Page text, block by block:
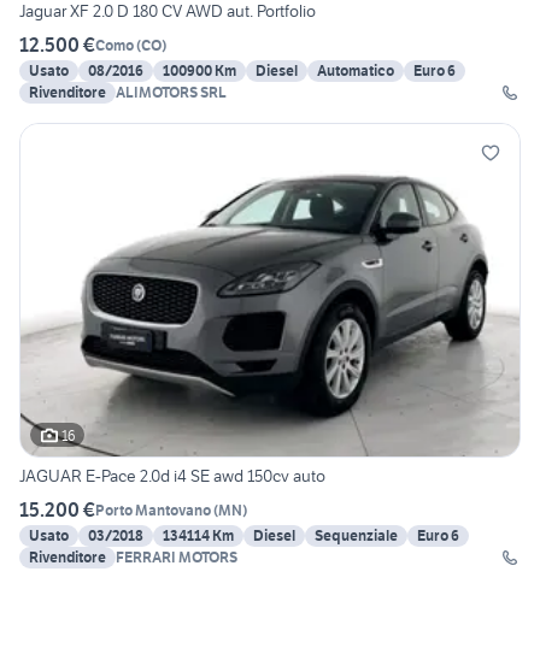
Jaguar XF 2.0 D 180 CV AWD aut. Portfolio
12.500 €Como(CO)
Usato
08/2016 100900 Km Diesel Automatico
Euro 6
Rivenditore ALIMOTORS SRL
16
JAGUAR E-Pace 2.0d i4 SE awd 150cv auto
15.200 €Porto Mantovano(MN)
Usato
03/2018 134114 Km Diesel Sequenziale
Euro 6
Rivenditore FERRARI MOTORS